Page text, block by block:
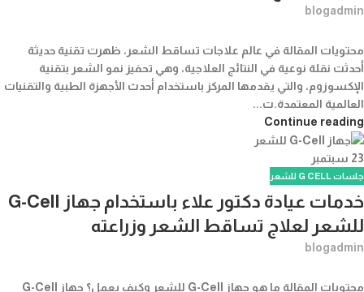
blogadmin
محتويات المقالة في عالم علاجات تساقط الشعر، ظهرت تقنية حديثة
أحدثت نقلة نوعية في النتائج العلاجية، وهي تحفيز نمو الشعر بتقنية
الإكسوزوم، والتي يقدمها المركز باستخدام أحدث الأجهزة الطبية والتقنيات
العالمية المعتمدة.ت...
Continue reading
23 سبتمبر
جلسات G CELL للشعر
خدمات عيادة دكتور علاء باستخدام جهاز G-Cell
للشعر لعلاج تساقط الشعر وزراعته
blogadmin
محتويات المقالة ما هو جهاز G-Cell للشعر وكيف يعمل؟ جهاز G-Cell